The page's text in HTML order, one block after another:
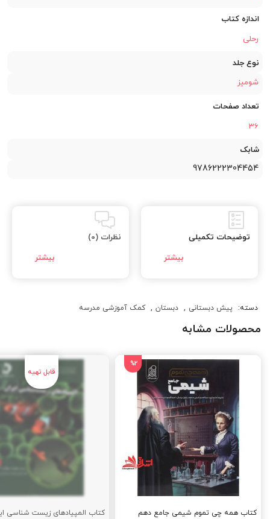
اندازه کتاب
رحلی
نوع جلد
شومیز
تعداد صفحات
36
شابک
9786222304454
توضیحات تکمیلی نظرات (0)
دسته: پیش دبستانی , دبستان , کمک آموزشی مدرسه
محصولات مشابه
کتاب همه چی تموم شیمی جامع دهم
کتاب المپیادهای زیست شناسی